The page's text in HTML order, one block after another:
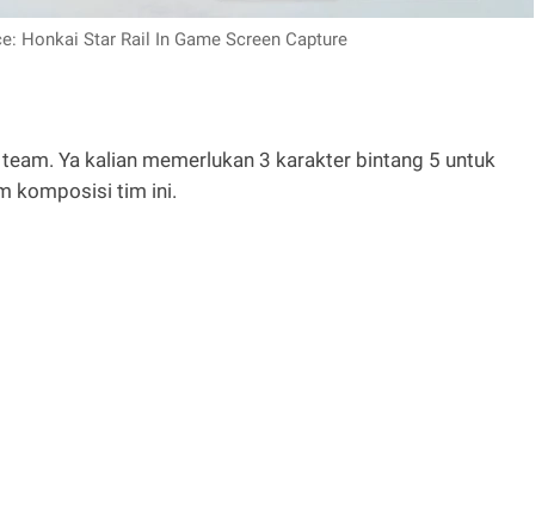
Honkai Star Rail In Game Screen Capture
Ya kalian memerlukan 3 karakter bintang 5 untuk
komposisi tim ini.